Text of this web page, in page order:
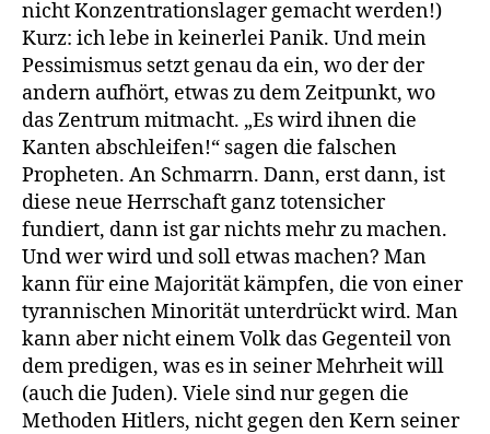
nicht Konzentrationslager gemacht werden!)
Kurz: ich lebe in keinerlei Panik. Und mein
Pessimismus setzt genau da ein, wo der der
andern aufhört, etwas zu dem Zeitpunkt, wo
das Zentrum mitmacht. „Es wird ihnen die
Kanten abschleifen!“ sagen die falschen
Propheten. An Schmarrn. Dann, erst dann, ist
diese neue Herrschaft ganz totensicher
fundiert, dann ist gar nichts mehr zu machen.
Und wer wird und soll etwas machen? Man
kann für eine Majorität kämpfen, die von einer
tyrannischen Minorität unterdrückt wird. Man
kann aber nicht einem Volk das Gegenteil von
dem predigen, was es in seiner Mehrheit will
(auch die Juden). Viele sind nur gegen die
Methoden Hitlers, nicht gegen den Kern seiner